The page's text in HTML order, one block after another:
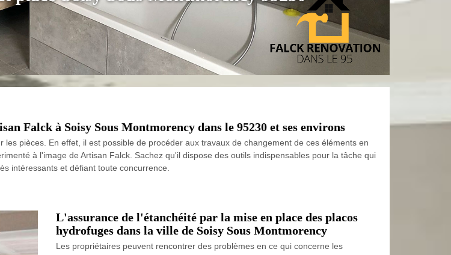
Falck à Soisy Sous Montmorency dans le 95230 et ses environs
pièces. En effet, il est possible de procéder aux travaux de changement de ces éléments en
à l'image de Artisan Falck. Sachez qu'il dispose des outils indispensables pour la tâche qui
intéressants et défiant toute concurrence.
L'assurance de l'étanchéité par la mise en place des placos
hydrofuges dans la ville de Soisy Sous Montmorency
Les propriétaires peuvent rencontrer des problèmes en ce qui concerne les